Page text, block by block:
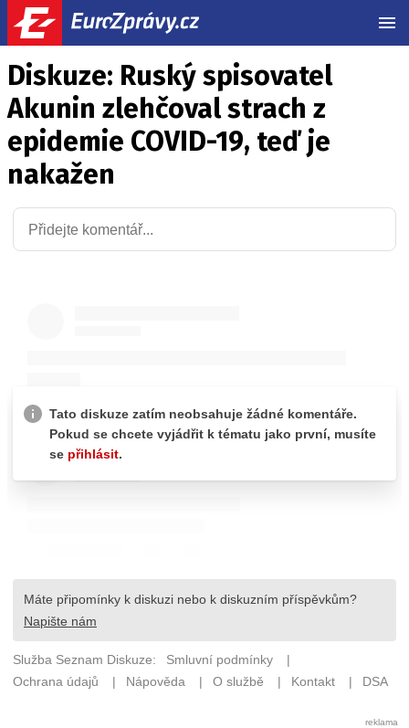
Diskuze: Ruský spisovatel
Akunin zlehčoval strach z
epidemie COVID-19, teď je
nakažen